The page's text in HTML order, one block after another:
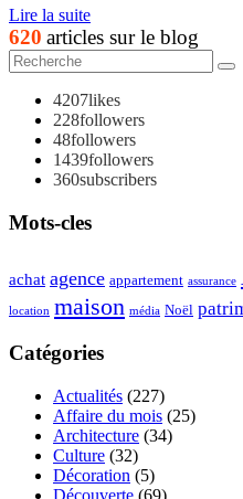
Lire la suite
620 articles sur le blog
4207likes
228followers
48followers
1439followers
360subscribers
Mots-cles
achat agence appartement assurance
location maison média Noël
Catégories
Actualités (227)
Affaire du mois (25)
Architecture (34)
Culture (32)
Décoration (5)
Découverte (69)